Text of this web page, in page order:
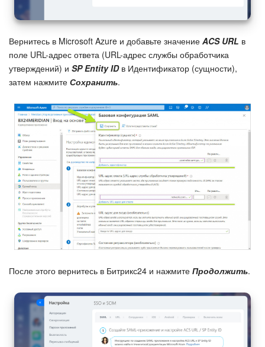
Вернитесь в Microsoft Azure и добавьте значение ACS URL в
поле URL-адрес ответа (URL-адрес службы обработчика
утверждений) и SP Entity IDв Идентификатор (сущности),
затем нажмите Сохранить.
После этого вернитесь в Битрикс24 и нажмите Продолжить.